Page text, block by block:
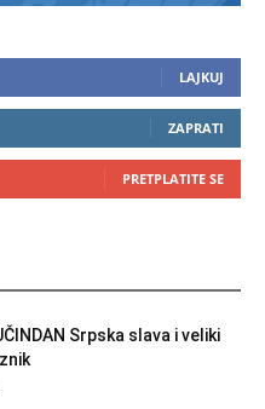
LAJKUJ
ZAPRATI
PRETPLATITE SE
Srpska slava i veliki